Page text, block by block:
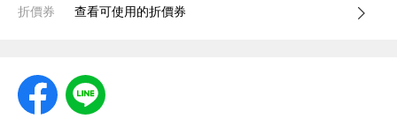
折價券 查看可使用的折價券